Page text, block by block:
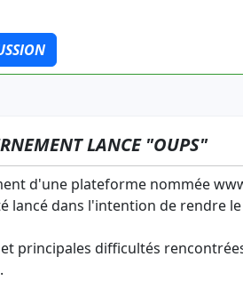
LANCE "OUPS"
d'une plateforme nommée
lancé dans l'intention de rendre
principales difficultés